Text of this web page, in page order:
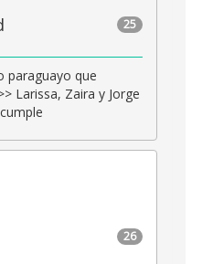
25
paraguayo que
Larissa, Zaira y Jorge
26